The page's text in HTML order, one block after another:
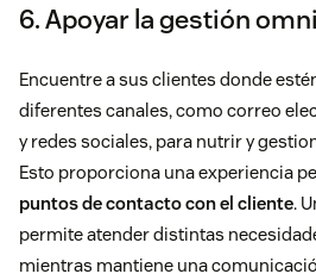
6. Apoyar la gestión
Encuentre a sus clientes donde
diferentes canales, como correo
y redes sociales, para nutrir y
Esto proporciona una experiencia
puntos de contacto con el cliente.
permite atender distintas
mientras mantiene una